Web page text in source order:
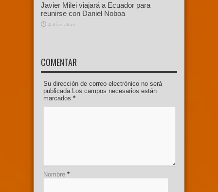
Javier Milei viajará a Ecuador para
reunirse con Daniel Noboa
4 días atras
COMENTAR
Su dirección de correo electrónico no será
publicada.Los campos necesarios están
marcados *
Nombre *